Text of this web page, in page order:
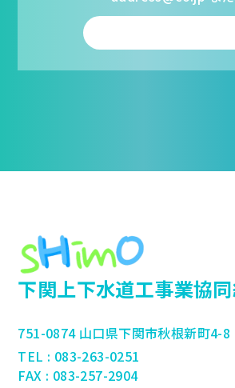
下関上下水道工事業協
751-0874 山口県下関市秋根新町4-8
TEL : 083-263-0251
FAX : 083-257-2904